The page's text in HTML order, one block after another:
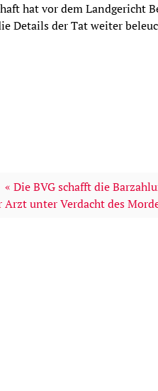
hat vor dem Landgericht
Details der Tat weiter
« Die BVG schafft die
Arzt unter Verdacht des